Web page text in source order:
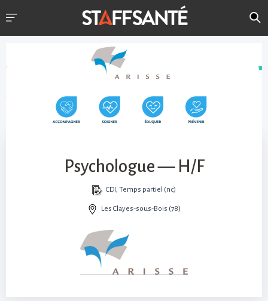
Psychologue — H/F
CDI, Temps partiel (nc)
Les Clayes-sous-Bois (78)